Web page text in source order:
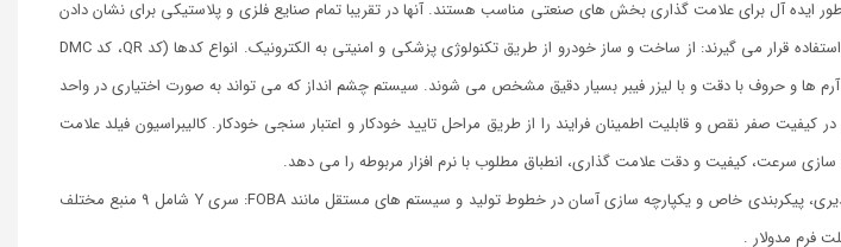
آنها در تقریبا تمام صنایع فلزی و پلاستیکی برای نشان دادن
قرار می گیرند: از ساخت و ساز خودرو از طریق تکنولوژی پزشکی و امنیتی به الکترونیک.
انواع کدها (کد QR، کد DMC
سیستم چشم انداز که می تواند به صورت اختیاری در واحد
کیفیت صفر نقص و قابلیت اطمینان فرایند را از طریق مراحل تایید خودکار و اعتبار سنجی خودکار. کالیبراسیون فیلد علامت
سازی سرعت، کیفیت و دقت علامت گذاری، انطباق مطلوب با نرم افزار مربوطه را می دهد.
ساختار ماژولار باعث می شود بیشترین انعطاف پذیری، پیکربندی خاص و یکپارچه سازی آسان در خطوط تولید و سیستم های مستقل مانند FOBA: سری Y شامل 9 منبع مختلف
فرم مدولار .